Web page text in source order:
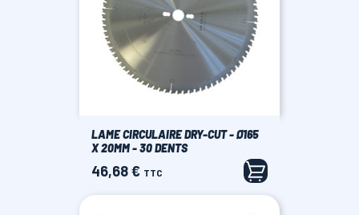
LAME CIRCULAIRE DRY-CUT - Ø165
X 20MM - 30 DENTS
Prix
46,68 € TTC